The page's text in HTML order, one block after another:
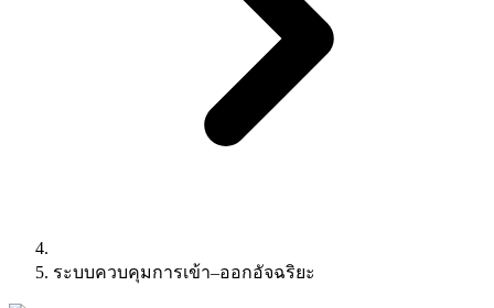
ระบบควบคุมการเข้า–ออกอัจฉริยะ